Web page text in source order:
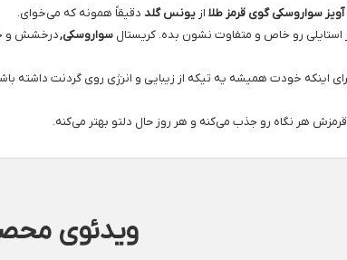
آویز سواروسکی گوی قرمز طلا از یونس گلد دقیقاً همونه که می‌خوای.
رو خاص و متفاوت نشون بده. کریستال سواروسکی,درخشش و
اینکه خودت همیشه یه تیکه از زیبایی و انرژی روی گردنت داشته
هر نگاه رو جذب می‌کنه و هر روز حال دلتو بهتر می‌کنه.
ویدئوی